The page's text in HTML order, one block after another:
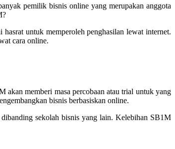
pemilik bisnis online yang merupakan anggota
untuk memperoleh penghasilan lewat internet.
cara online.
akan memberi masa percobaan atau trial untuk yang
bisnis berbasiskan online.
sekolah bisnis yang lain. Kelebihan SB1M